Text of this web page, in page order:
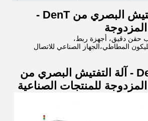
تطبيق آلة التفتيش البصري من DenT -
حقن دقيق، أجهزة ربط،
المطاطي،الجهاز الصناعي للاتصال
صورة من DenT - آلة التفتيش البصري من
للمنتجات الصناعية